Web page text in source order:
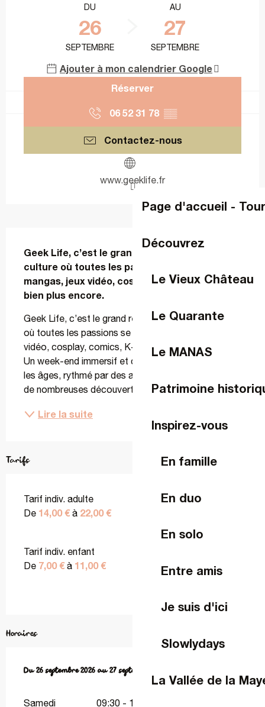
Page d'accueil -
Découvrez
Le Vieux Château
Le Quarante
Le MANAS
Patrimoine
Inspirez-vous
En famille
En duo
En solo
Entre amis
Je suis d'ici
Slowlydays
La Vallée de la
DU
26
SEPTEMBRE
AU
27
SEPTEMBRE
Ajouter à mon calendrier Google
Réserver
06 52 31 78 ▒▒
Contactez-nous
www.geeklife.fr
Geek Life, c’est le grand rendez-vous pop
culture où toutes les passions se croisent :
mangas, jeux vidéo, cosplay, comics, K-pop et
bien plus encore.
Geek Life, c’est le grand rendez-vous pop culture
où toutes les passions se croisent : mangas, jeux
vidéo, cosplay, comics, K-pop et bien plus encore.
Un week-end immersif et convivial, pensé pour tous
les âges, rythmé par des animations, des invités et
de nombreuses découvertes. Et cette année,...
Lire la suite
Tarifs
Tarif indiv. adulte
De 14,00 € à 22,00 €
Tarif indiv. enfant
De 7,00 € à 11,00 €
Horaires
Du26 septembre 2026au27 septembre 2026
Du26 septembre 2026au27 septembre 2026
Samedi 09:30 - 18:00